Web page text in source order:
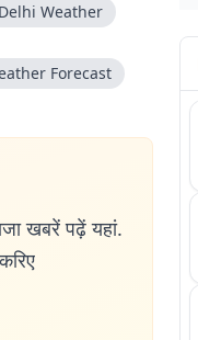
Delhi Weather
Forecast
खबरें पढ़ें यहां.